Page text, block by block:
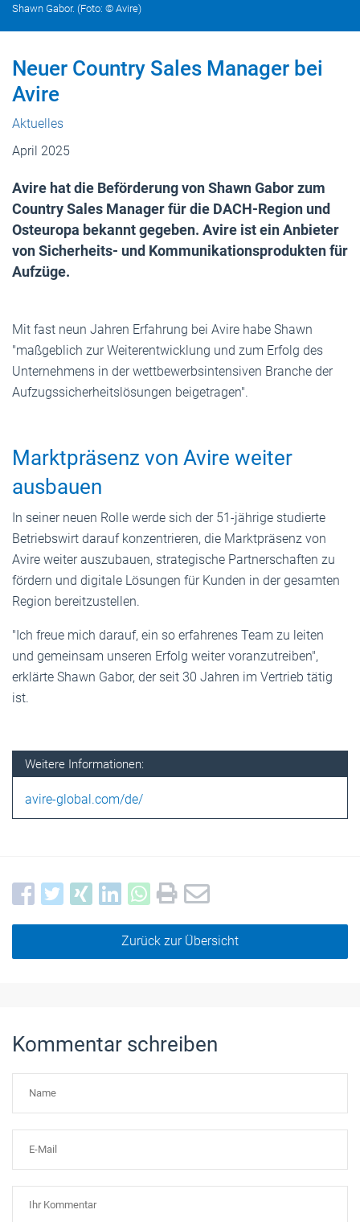
Shawn Gabor. (Foto: © Avire)
Neuer Country Sales Manager bei
Avire
Aktuelles
April 2025
Avire hat die Beförderung von Shawn Gabor zum
Country Sales Manager für die DACH-Region und
Osteuropa bekannt gegeben. Avire ist ein Anbieter
von Sicherheits- und Kommunikationsprodukten für
Aufzüge.
Mit fast neun Jahren Erfahrung bei Avire habe Shawn
"maßgeblich zur Weiterentwicklung und zum Erfolg des
Unternehmens in der wettbewerbsintensiven Branche der
Aufzugssicherheitslösungen beigetragen".
Marktpräsenz von Avire weiter
ausbauen
In seiner neuen Rolle werde sich der 51-jährige studierte
Betriebswirt darauf konzentrieren, die Marktpräsenz von
Avire weiter auszubauen, strategische Partnerschaften zu
fördern und digitale Lösungen für Kunden in der gesamten
Region bereitzustellen.
"Ich freue mich darauf, ein so erfahrenes Team zu leiten
und gemeinsam unseren Erfolg weiter voranzutreiben",
erklärte Shawn Gabor, der seit 30 Jahren im Vertrieb tätig
ist.
Weitere Informationen:
avire-global.com/de/
Zurück zur Übersicht
Kommentar schreiben